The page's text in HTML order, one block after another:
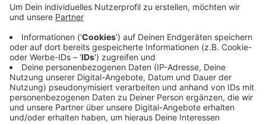
Und auch so schlimm. Wir sehen viele
Menschen, die schon zuhause bleiben aber wir
sehen auch, dass viele noch nicht die Botschaft
verstanden haben. Und deshalb der dringliche
Appell 'Bleiben Sie zu Hause und helfen Sie mit,
das Virus einzudämmen!'"